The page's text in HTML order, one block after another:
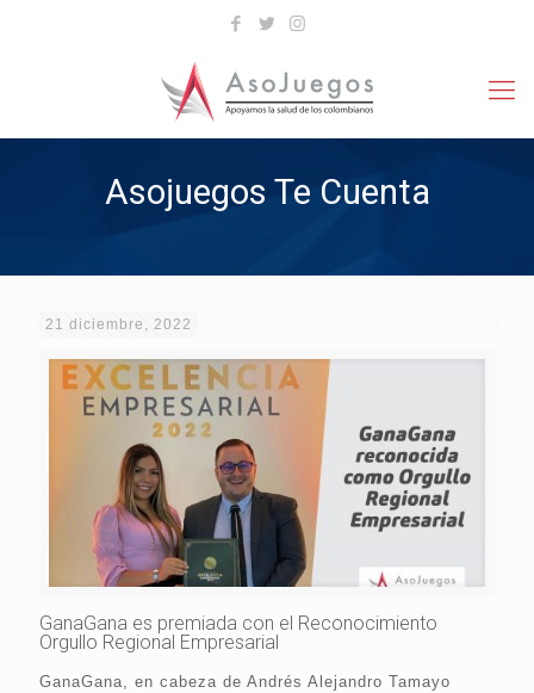
Asojuegos Te Cuenta
21 diciembre, 2022
GanaGana es premiada con el Reconocimiento
Orgullo Regional Empresarial
GanaGana, en cabeza de Andrés Alejandro Tamayo